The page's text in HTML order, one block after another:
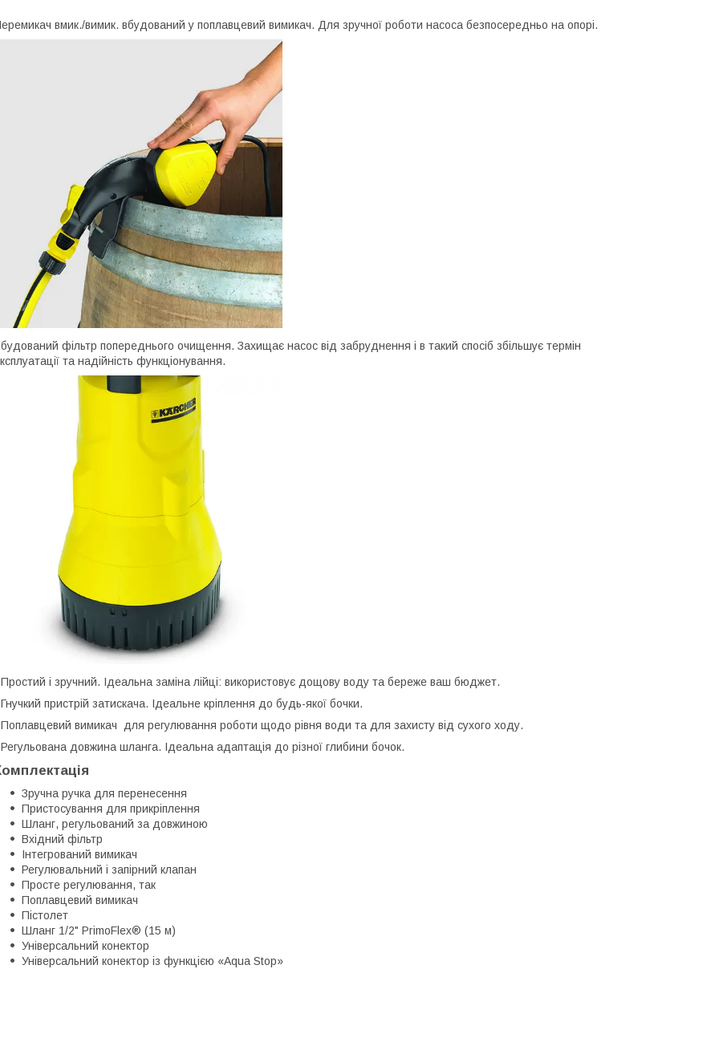
вмик./вимик. вбудований у поплавцевий вимикач. Для зручної роботи насоса безпосередньо на опорі.
фільтр попереднього очищення. Захищає насос від забруднення і в такий спосіб збільшує термін
та надійність функціонування.
і зручний. Ідеальна заміна лійці: використовує дощову воду та береже ваш бюджет.
пристрій затискача. Ідеальне кріплення до будь-якої бочки.
вимикач для регулювання роботи щодо рівня води та для захисту від сухого ходу.
довжина шланга. Ідеальна адаптація до різної глибини бочок.
Зручна ручка для перенесення
Пристосування для прикріплення
Шланг, регульований за довжиною
Вхідний фільтр
Інтегрований вимикач
Регулювальний і запірний клапан
Просте регулювання, так
Поплавцевий вимикач
Пістолет
Шланг 1/2" PrimoFlex® (15 м)
Універсальний конектор
Універсальний конектор із функцією «Aqua Stop»